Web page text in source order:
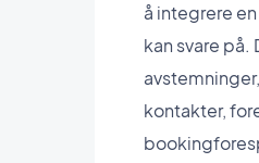
å integrere
kan svare på.
kontakter,